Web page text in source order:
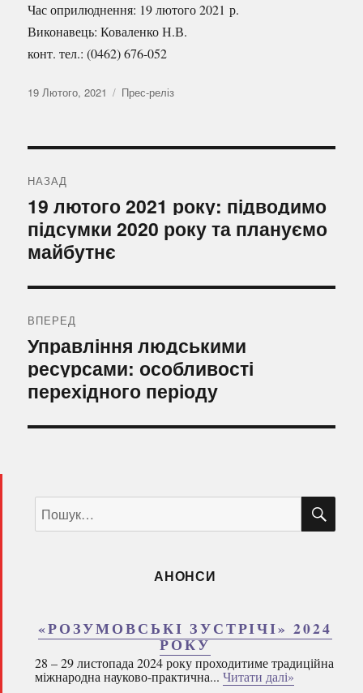
Час оприлюднення: 19 лютого 2021 р.
Виконавець: Коваленко Н.В.
конт. тел.: (0462) 676-052
Оприлюднено
19 Лютого, 2021 Категорії
Прес-реліз
записів
НАЗАД
Попередній
запис:
19 лютого 2021 року: підводимо
підсумки 2020 року та плануємо
майбутнє
ВПЕРЕД
Наступний
запис:
Управління людськими
ресурсами: особливості
перехідного періоду
за
запитом:
АНОНСИ
«РОЗУМОВСЬКІ ЗУСТРІЧІ» 2024
РОКУ
28 – 29 листопада 2024 року проходитиме традиційна
міжнародна науково-практична... Читати далі»